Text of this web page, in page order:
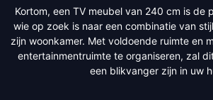
Kortom, een TV meubel van 240 cm is de
wie op zoek is naar een combinatie van
zijn woonkamer. Met voldoende ruimte en
entertainmentruimte te organiseren, zal
een blikvanger zijn in uw